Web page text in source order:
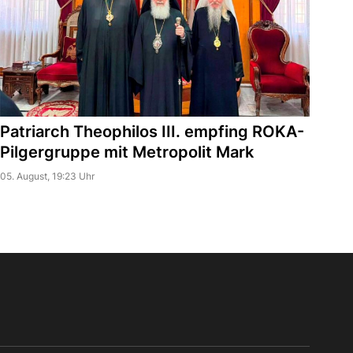
Patriarch Theophilos III. empfing ROKA-
Pilgergruppe mit Metropolit Mark
05. August, 19:23 Uhr